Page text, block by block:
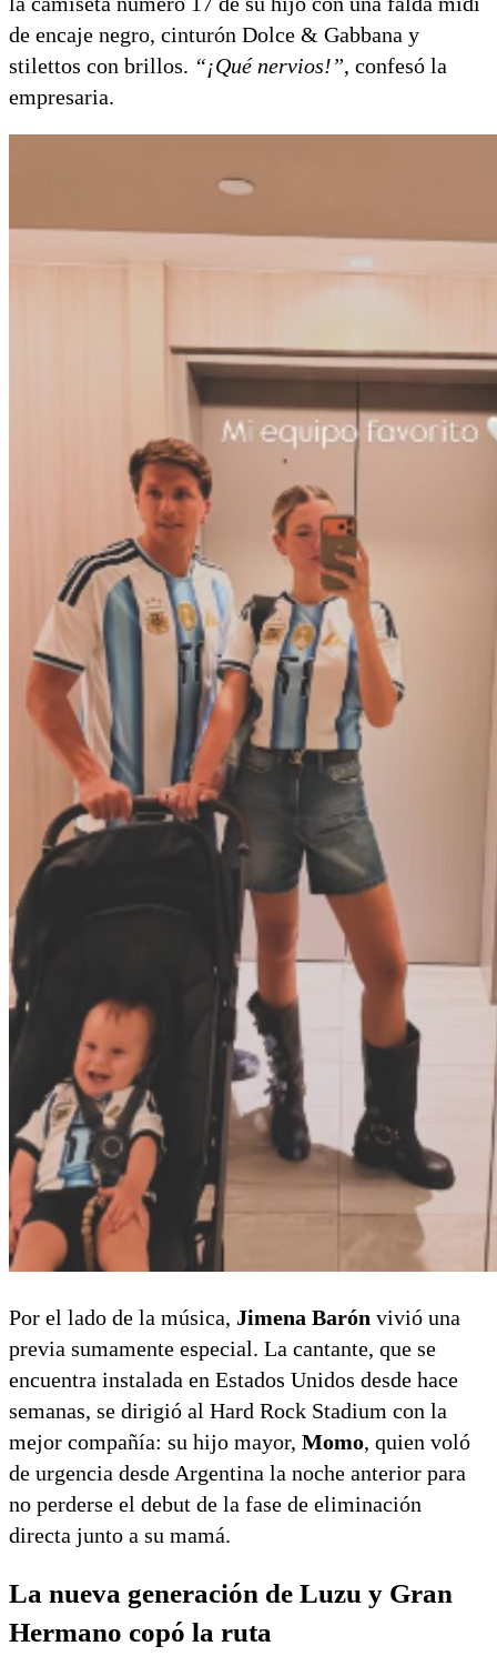
de encaje negro, cinturón Dolce & Gabbana y
stilettos con brillos. “¡Qué nervios!”, confesó la
empresaria.
Por el lado de la música, Jimena Barón vivió una
previa sumamente especial. La cantante, que se
encuentra instalada en Estados Unidos desde hace
semanas, se dirigió al Hard Rock Stadium con la
mejor compañía: su hijo mayor, Momo, quien voló
de urgencia desde Argentina la noche anterior para
no perderse el debut de la fase de eliminación
directa junto a su mamá.
La nueva generación de Luzu y Gran
Hermano copó la ruta